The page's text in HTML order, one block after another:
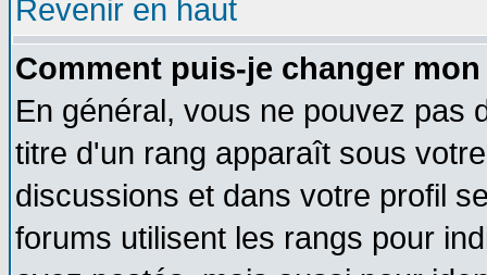
Revenir en haut
Comment puis-je changer
En général, vous ne pouvez pas
titre d'un rang apparaît sous
discussions et dans votre profil
forums utilisent les rangs pour